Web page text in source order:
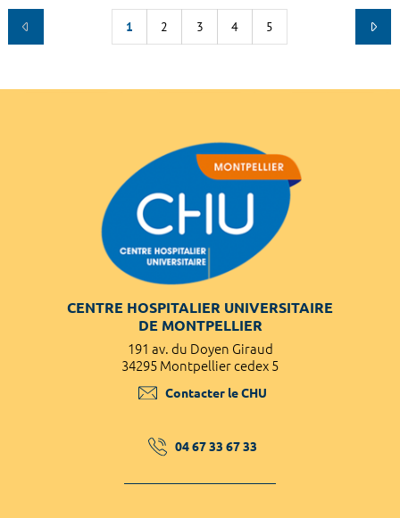
1 2 3 4 5
CENTRE HOSPITALIER UNIVERSITAIRE
DE MONTPELLIER
191 av. du Doyen Giraud
34295 Montpellier cedex 5
Contacter le CHU
04 67 33 67 33